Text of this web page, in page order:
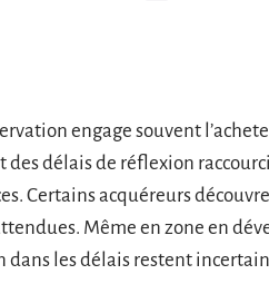
engage souvent
délais de réflexion
Certains acquéreurs
Même en zone en
dans les délais restent